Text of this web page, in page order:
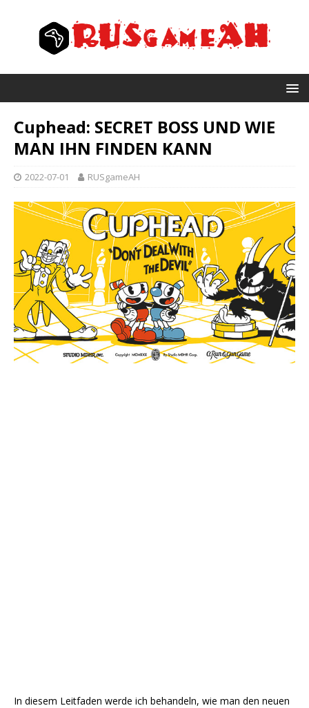
Cuphead: SECRET BOSS UND WIE
MAN IHN FINDEN KANN
2022-07-01 RUSgameAH
In diesem Leitfaden werde ich behandeln, wie man den neuen